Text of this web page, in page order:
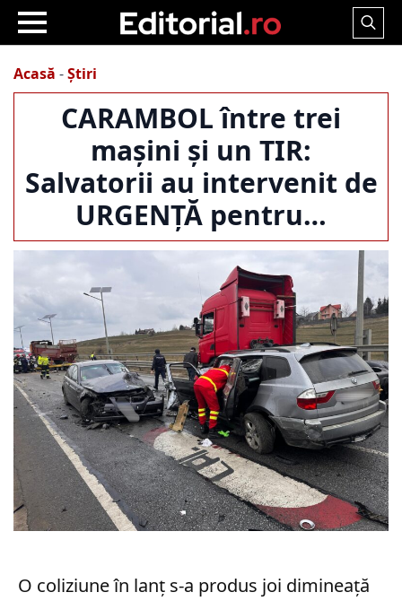
Search
Acasă -Știri
CARAMBOL între trei
mașini și un TIR:
Salvatorii au intervenit de
URGENȚĂ pentru…
O coliziune în lanț s-a produs joi dimineață